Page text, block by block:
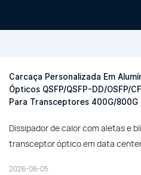
Carcaça Personalizada Em
Ópticos QSFP/QSFP-DD/OSFP/
Para Transceptores 400G/800G
Dissipador de calor com aletas e
transceptor óptico em data
2026-06-05